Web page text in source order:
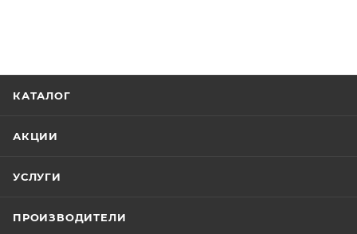
КАТАЛОГ
АКЦИИ
УСЛУГИ
ПРОИЗВОДИТЕЛИ